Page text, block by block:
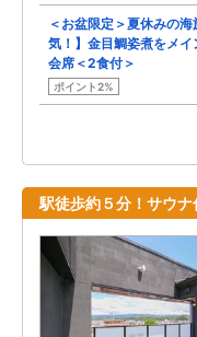
＜お盆限定＞夏休みの海
気！】金目鯛姿煮をメ
会席＜2食付＞
ポイント2%
駅徒歩約５分！サウ